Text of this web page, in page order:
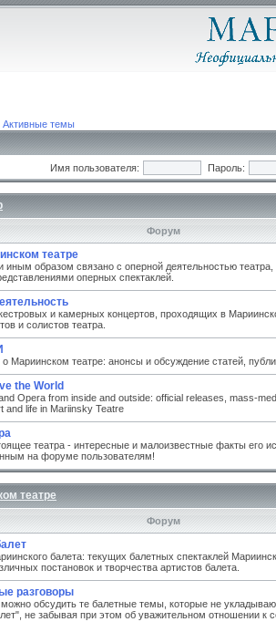
Активные темы
Имя пользователя: Пароль:
Форум
театре
иным образом связано с оперной деятельностью
оперных спектаклей.
и камерных концертов, проходящих в
и солистов театра.
Мариинском театре: анонсы и обсуждение статей,
the World
Opera from inside and outside: official releases, mass-
and life in Mariinsky Teatre
театра - интересные и малоизвестные факты его
на форуме пользователям!
театре
Форум
балета: текущих балетных спектаклей
постановок и творчества артистов балета.
разговоры
обсудить те балетные темы, которые не
не забывая при этом об уважительном отношении к